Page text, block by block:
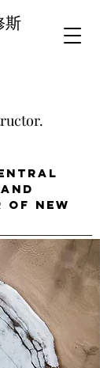
斯
of New